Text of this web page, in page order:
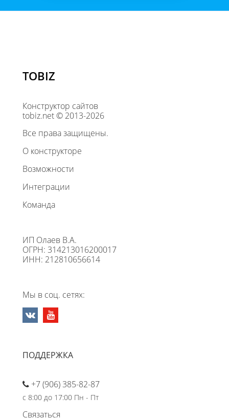
TOBIZ
Конструктор сайтов
tobiz.net © 2013-2026
Все права защищены.
О конструкторе
Возможности
Интеграции
Команда
ИП Олаев В.А.
ОГРН: 314213016200017
ИНН: 212810656614
Мы в соц. сетях:
ПОДДЕРЖКА
+7 (906) 385-82-87
с 8:00 до 17:00 Пн - Пт
Связаться